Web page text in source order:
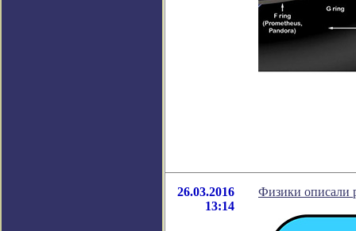
26.03.2016
13:14
Физики описали